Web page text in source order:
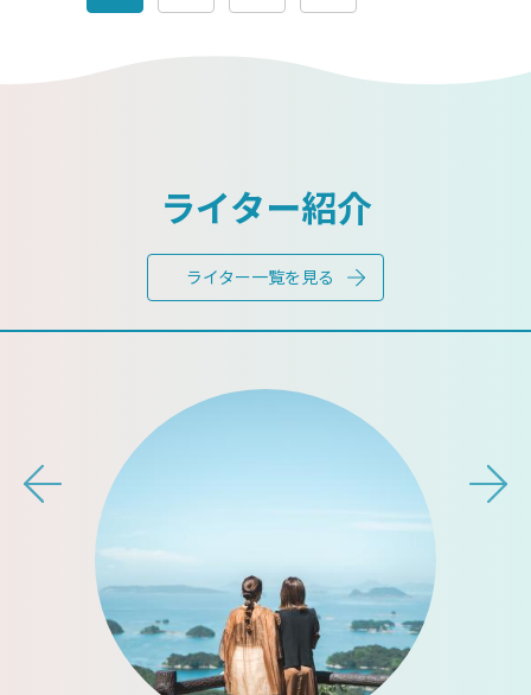
ライター紹介
ライター一覧を見る